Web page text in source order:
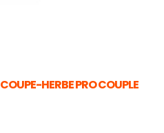
HERBE PRO COUPLE